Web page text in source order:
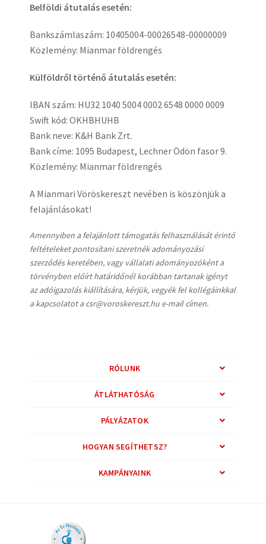
Belföldi átutalás esetén:
Bankszámlaszám: 10405004-00026548-00000009
Közlemény: Mianmar földrengés
Külföldről történő átutalás esetén:
IBAN szám: HU32 1040 5004 0002 6548 0000 0009
Swift kód: OKHBHUHB
Bank neve: K&H Bank Zrt.
Bank címe: 1095 Budapest, Lechner Ödön fasor 9.
Közlemény: Mianmar földrengés
A Mianmari Vöröskereszt nevében is köszönjük a
felajánlásokat!
Amennyiben a felajánlott támogatás felhasználását érintő
feltételeket pontosítani szeretnék adományozási
szerződés keretében, vagy vállalati adományozóként a
törvényben előírt határidőnél korábban tartanak igényt
az adóigazolás kiállítására, kérjük, vegyék fel kollégáinkkal
a kapcsolatot a csr@voroskereszt.hu e-mail címen.
RÓLUNK
ÁTLÁTHATÓSÁG
PÁLYÁZATOK
HOGYAN SEGÍTHETSZ?
KAMPÁNYAINK